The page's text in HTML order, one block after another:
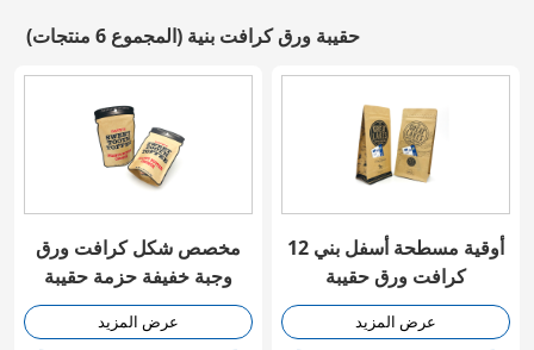
حقيبة ورق كرافت بنية (المجموع 6 منتجات)
مخصص شكل كرافت ورق
وجبة خفيفة حزمة حقيبة
عرض المزيد
12 أوقية مسطحة أسفل بني
كرافت ورق حقيبة
عرض المزيد